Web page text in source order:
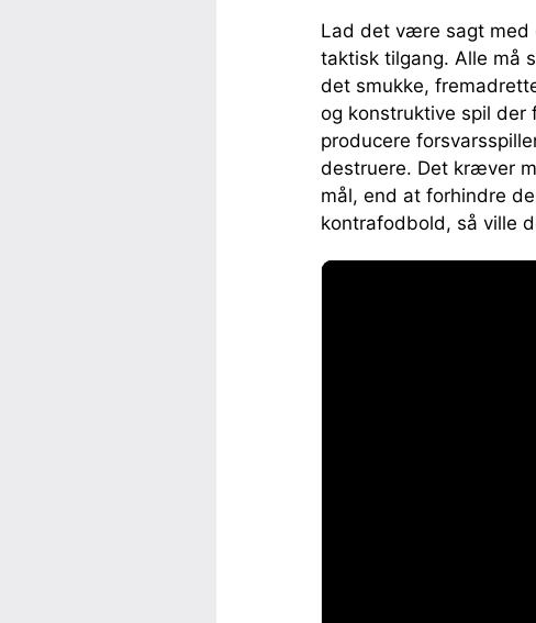
Lad det være sagt med
taktisk tilgang. Alle må
det smukke,
og konstruktive spil der
producere
destruere. Det kræver
mål, end at forhindre
kontrafodbold, så ville